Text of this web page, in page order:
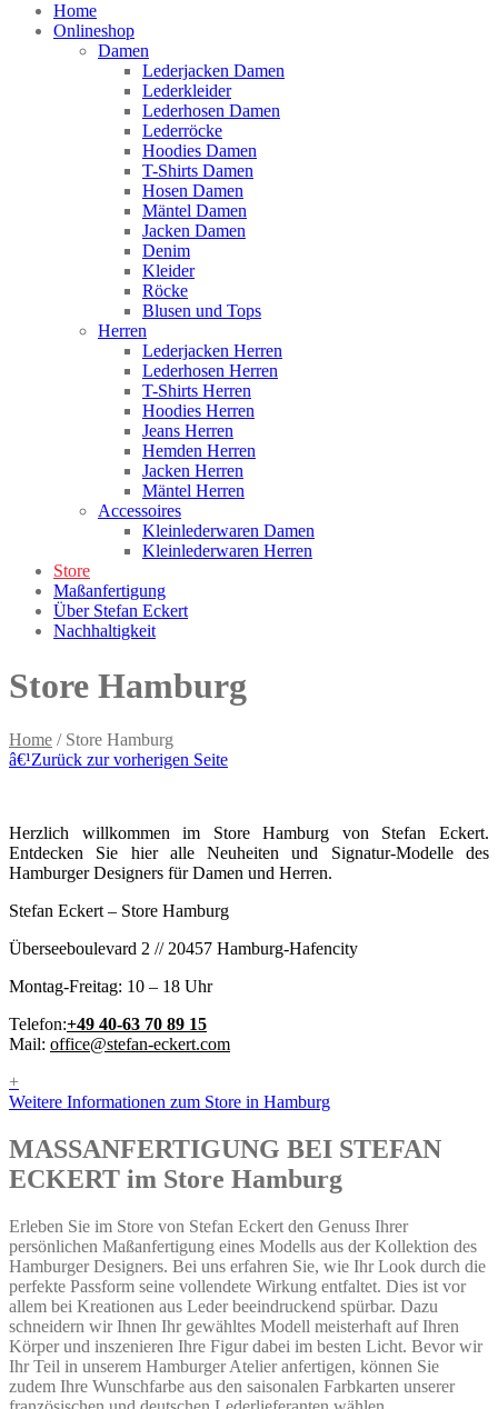
Home
Onlineshop
Damen
Lederjacken Damen
Lederkleider
Lederhosen Damen
Lederröcke
Hoodies Damen
T-Shirts Damen
Hosen Damen
Mäntel Damen
Jacken Damen
Denim
Kleider
Röcke
Blusen und Tops
Herren
Lederjacken Herren
Lederhosen Herren
T-Shirts Herren
Hoodies Herren
Jeans Herren
Hemden Herren
Jacken Herren
Mäntel Herren
Accessoires
Kleinlederwaren Damen
Kleinlederwaren Herren
Store
Maßanfertigung
Über Stefan Eckert
Nachhaltigkeit
Store Hamburg
Home / Store Hamburg
â€¹Zurück zur vorherigen Seite
Herzlich willkommen im Store Hamburg von Stefan Eckert.
Entdecken Sie hier alle Neuheiten und Signatur-Modelle des
Hamburger Designers für Damen und Herren.
Stefan Eckert – Store Hamburg
Überseeboulevard 2 // 20457 Hamburg-Hafencity
Montag-Freitag: 10 – 18 Uhr
Telefon:+49 40-63 70 89 15
Mail: office@stefan-eckert.com
+
Weitere Informationen zum Store in Hamburg
MASSANFERTIGUNG BEI STEFAN
ECKERT im Store Hamburg
Erleben Sie im Store von Stefan Eckert den Genuss Ihrer
persönlichen Maßanfertigung eines Modells aus der Kollektion des
Hamburger Designers. Bei uns erfahren Sie, wie Ihr Look durch die
perfekte Passform seine vollendete Wirkung entfaltet. Dies ist vor
allem bei Kreationen aus Leder beeindruckend spürbar. Dazu
schneidern wir Ihnen Ihr gewähltes Modell meisterhaft auf Ihren
Körper und inszenieren Ihre Figur dabei im besten Licht. Bevor wir
Ihr Teil in unserem Hamburger Atelier anfertigen, können Sie
zudem Ihre Wunschfarbe aus den saisonalen Farbkarten unserer